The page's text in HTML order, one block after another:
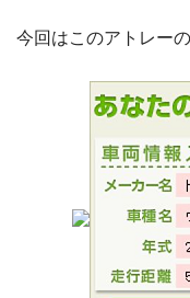
今回はこのアトレー